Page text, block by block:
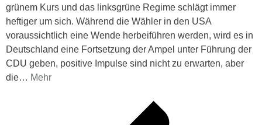
grünem Kurs und das linksgrüne Regime schlägt immer
heftiger um sich. Während die Wähler in den USA
voraussichtlich eine Wende herbeiführen werden, wird es in
Deutschland eine Fortsetzung der Ampel unter Führung der
CDU geben, positive Impulse sind nicht zu erwarten, aber
die… Mehr